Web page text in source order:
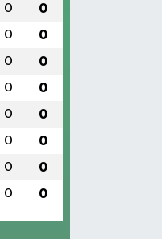
0 0
0 0
0 0
0 0
0 0
0 0
0 0
0 0